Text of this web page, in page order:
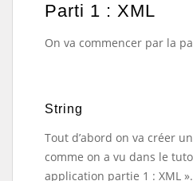
Parti 1 : XML
On va commencer par la
String
Tout d’abord on va créer
comme on a vu dans le
application partie 1 : XML ».